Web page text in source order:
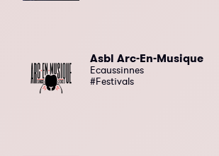
Asbl Arc-En-Musique
Ecaussinnes
#Festivals